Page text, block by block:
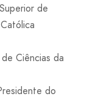
de
Ciências da
do